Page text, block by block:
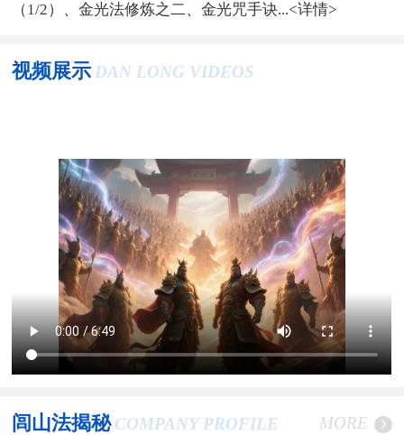
（1/2）、金光法修炼之二、金光咒手诀...<详情>
视频展示 DAN LONG VIDEOS
闾山法揭秘 COMPANY PROFILE MORE